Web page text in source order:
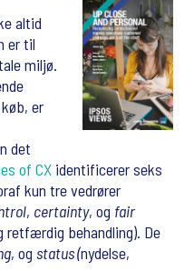
altid
er til
miljø.
er
det
of CX identificerer seks
kun tre vedrører
, certainty, og fair
retfærdig behandling). De
, og status (nydelse,